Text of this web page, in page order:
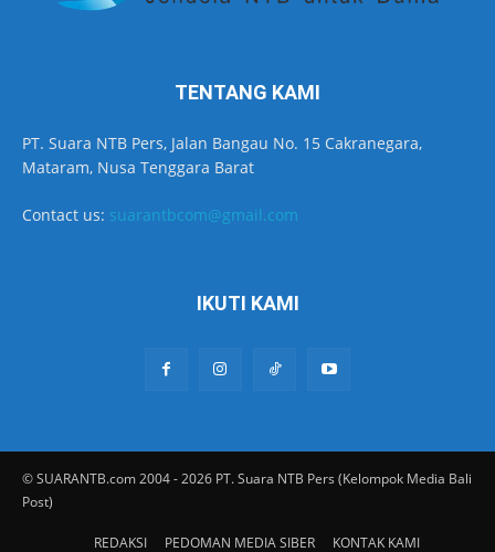
TENTANG KAMI
PT. Suara NTB Pers, Jalan Bangau No. 15 Cakranegara,
Mataram, Nusa Tenggara Barat
Contact us: suarantbcom@gmail.com
IKUTI KAMI
© SUARANTB.com 2004 - 2026 PT. Suara NTB Pers (Kelompok Media Bali
Post)
REDAKSI PEDOMAN MEDIA SIBER KONTAK KAMI